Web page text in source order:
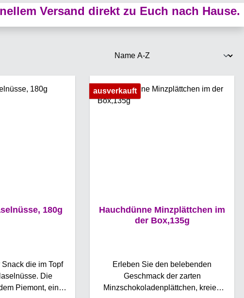
Versand direkt zu Euch nach Hause.
180g
die im Topf
Die
Piemont, einer
ausverkauft
Hauchdünne Minzplättchen im
der Box,135g
Erleben Sie den belebenden
Geschmack der zarten
Minzschokoladenplättchen, kreiert